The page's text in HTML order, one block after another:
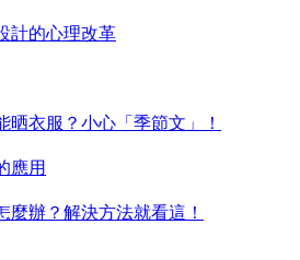
計的心理改革
衣服？小心「季節文」！
應用
辦？解決方法就看這！